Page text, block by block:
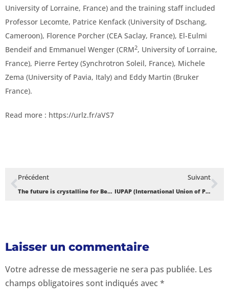
University of Lorraine, France) and the training staff included
Professor Lecomte, Patrice Kenfack (University of Dschang,
Cameroon), Florence Porcher (CEA Saclay, France), El-Eulmi
Bendeif and Emmanuel Wenger (CRM2, University of Lorraine,
France), Pierre Fertey (Synchrotron Soleil, France), Michele
Zema (University of Pavia, Italy) and Eddy Martin (Bruker
France).
Read more : https://urlz.fr/aVS7
Précédent
The future is crystalline for Benin: An interview with Thierry d’Almeida (Un article de IUCr Newsletter (2018) Volume 26, Number2)
Suivant
IUPAP (International Union of Pure And Applied Physics) Newsletters – March 2019
Laisser un commentaire
Votre adresse de messagerie ne sera pas publiée. Les
champs obligatoires sont indiqués avec *